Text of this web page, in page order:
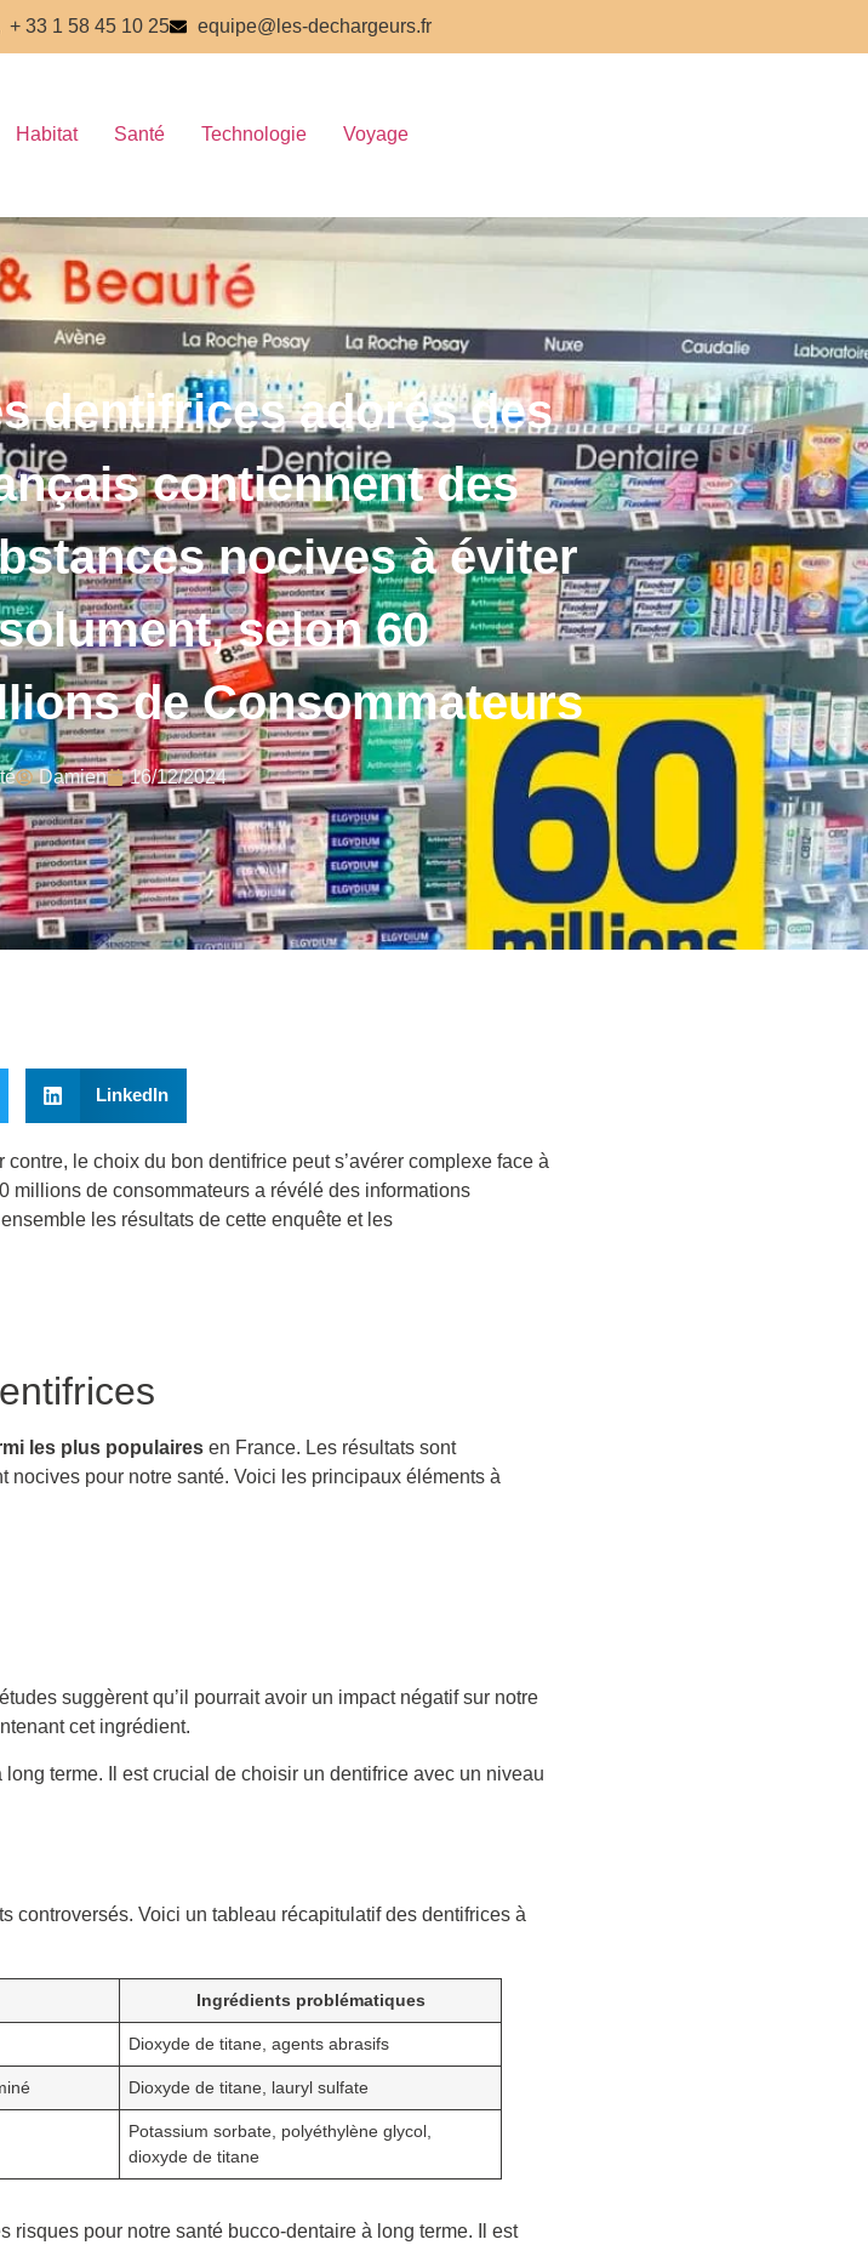
+ 33 1 58 45 10 25 equipe@les-dechargeurs.fr
Habitat Santé Technologie Voyage
dentifrices adorés des
contiennent des
nocives à éviter
selon 60
de Consommateurs
Damien 16/12/2024
LinkedIn
le choix du bon dentifrice peut s’avérer complexe face à
millions de consommateurs a révélé des informations
les résultats de cette enquête et les
les plus populaires en France. Les résultats sont
pour notre santé. Voici les principaux éléments à
suggèrent qu’il pourrait avoir un impact négatif sur notre
cet ingrédient.
terme. Il est crucial de choisir un dentifrice avec un niveau
controversés. Voici un tableau récapitulatif des dentifrices à
Ingrédients problématiques
Dioxyde de titane, agents abrasifs
Dioxyde de titane, lauryl sulfate
Potassium sorbate, polyéthylène glycol,
dioxyde de titane
risques pour notre santé bucco-dentaire à long terme. Il est